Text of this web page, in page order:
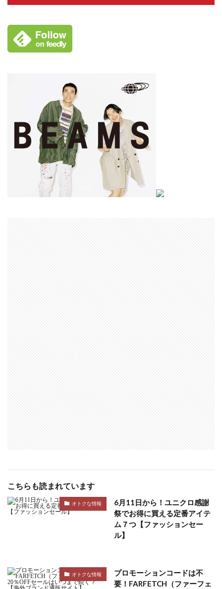
こちらも読まれています
オトクな情報
6月11日から！ユニクロ感謝
祭でお得に買える定番アイテ
ム７つ【ファッションセー
ル】
オトクな情報
プロモーションコードは不
要！FARFETCH（ファーフェ